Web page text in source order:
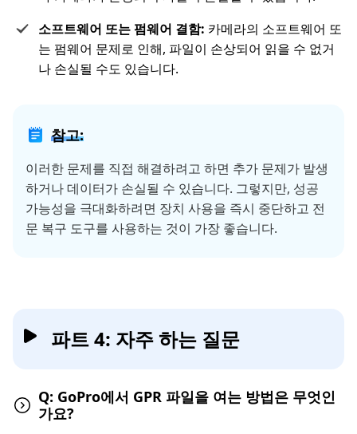
소프트웨어 또는 펌웨어 결함: 카메라의 소프트웨어 또
는 펌웨어 문제로 인해, 파일이 손상되어 읽을 수 없거
나 손실될 수도 있습니다.
참고:
이러한 문제를 직접 해결하려고 하면 추가 문제가 발생
하거나 데이터가 손실될 수 있습니다. 그렇지만, 성공
가능성을 극대화하려면 장치 사용을 즉시 중단하고 전
문 복구 도구를 사용하는 것이 가장 좋습니다.
파트 4: 자주 하는 질문
Q: GoPro에서 GPR 파일을 여는 방법은 무엇인
가요?